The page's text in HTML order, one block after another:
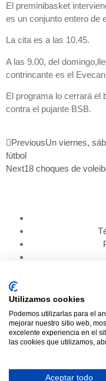
El preminibasket
es un conjunto entero de
La cita es a las 10.45.
A las 9.00, del
contrincante es el
El programa lo cerrará el
contra el pujante BSB.
PreviousUn viernes,
fútbol
Next18 choques de
Utilizamos cookies
Podemos utilizarlas para el
mejorar nuestro sitio web,
excelente experiencia en el
las cookies que utilizamos,
Aceptar todo